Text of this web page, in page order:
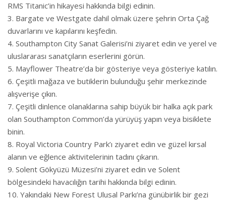
RMS Titanic’in hikayesi hakkında bilgi edinin.
Bargate ve Westgate dahil olmak üzere şehrin Orta Çağ
duvarlarını ve kapılarını keşfedin.
Southampton City Sanat Galerisi’ni ziyaret edin ve yerel ve
uluslararası sanatçıların eserlerini görün.
Mayflower Theatre’da bir gösteriye veya gösteriye katılın.
Çeşitli mağaza ve butiklerin bulunduğu şehir merkezinde
alışverişe çıkın.
Çeşitli dinlence olanaklarına sahip büyük bir halka açık park
olan Southampton Common’da yürüyüş yapın veya bisiklete
binin.
Royal Victoria Country Park’ı ziyaret edin ve güzel kırsal
alanın ve eğlence aktivitelerinin tadını çıkarın.
Solent Gökyüzü Müzesi’ni ziyaret edin ve Solent
bölgesindeki havacılığın tarihi hakkında bilgi edinin.
Yakındaki New Forest Ulusal Parkı’na günübirlik bir gezi